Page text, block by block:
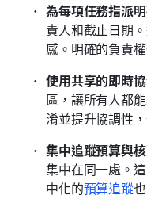
為每項任務指派
責人和截止日期
感。明確的負責
使用共享的即時
區，讓所有人都
淆並提升協調性
集中追蹤預算與核
集中在同一處。
中化的預算追蹤